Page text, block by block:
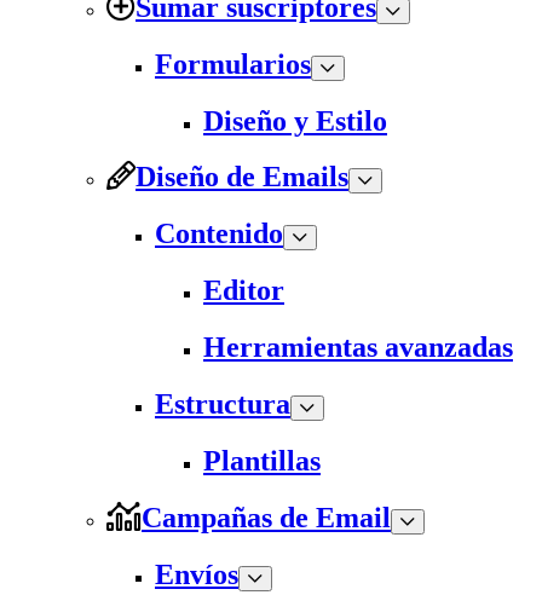
Sumar suscriptores
Formularios
Diseño y Estilo
Diseño de Emails
Contenido
Editor
Herramientas avanzadas
Estructura
Plantillas
Campañas de Email
Envíos